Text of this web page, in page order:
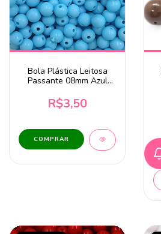
Bola Plástica Leitosa
Passante 08mm Azul
R$3,50